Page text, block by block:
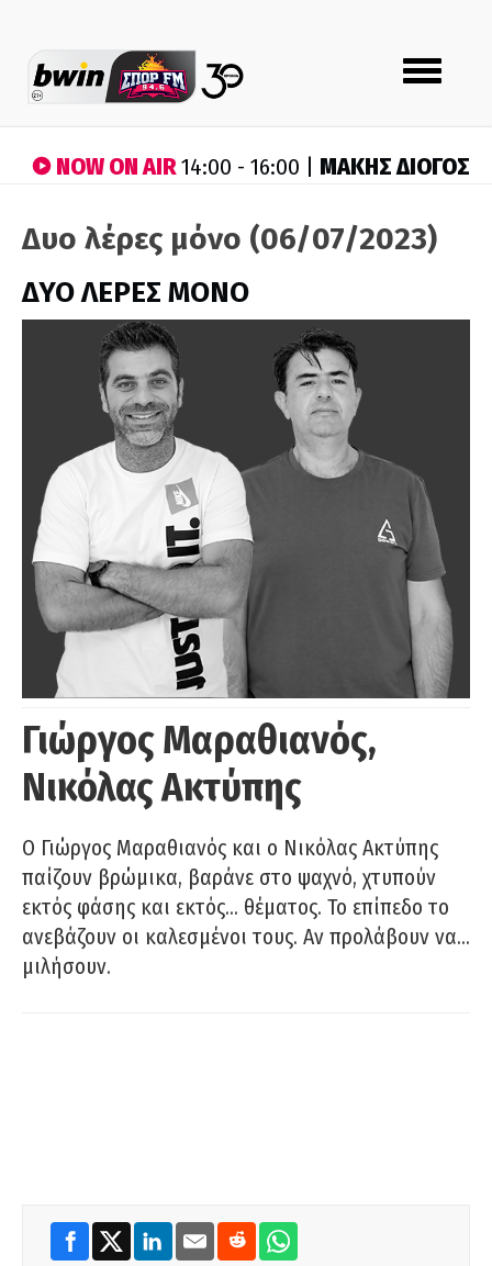
Toggle
navigation
NOW ON AIR14:00 - 16:00 | ΜΑΚΗΣ ΔΙΟΓΟΣ
Δυο λέρες μόνο (06/07/2023)
ΔΥΟ ΛΕΡΕΣ ΜΟΝΟ
Γιώργος Μαραθιανός,
Νικόλας Ακτύπης
Ο Γιώργος Μαραθιανός και ο Νικόλας Ακτύπης
παίζουν βρώμικα, βαράνε στο ψαχνό, χτυπούν
εκτός φάσης και εκτός… θέματος. Το επίπεδο το
ανεβάζουν οι καλεσμένοι τους. Αν προλάβουν να…
μιλήσουν.